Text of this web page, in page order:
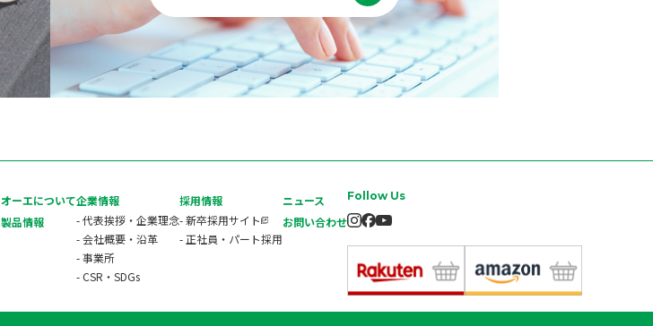
オーエについて
製品情報
企業情報
- 代表挨拶・企業理念
- 会社概要・沿革
- 事業所
- CSR・SDGs
採用情報
- 新卒採用サイト
- 正社員・パート採用
ニュース
お問い合わせ
Follow Us